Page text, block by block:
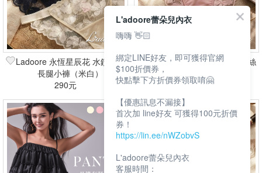
Ladoore 永恆星辰花 水鑽蕾絲
長腿小褲（米白）
290元
Ladoore 永恆星辰花 水鑽蕾絲
長腿小褲（粉）
290元
L'adoore蕾朵兒內衣
嗨嗨 👋🏻
綁定LINE好友，即可獲得官網
$100折價券，
快點擊下方折價券領取唷🤗
【優惠訊息不漏接】
首次加 line好友 可獲得100元折價
券！
https://lin.ee/nWZobvS
L'adoore蕾朵兒內衣
客服時間：